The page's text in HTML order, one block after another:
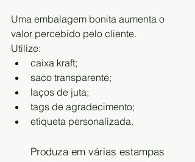
Uma embalagem bonita aumenta o
valor percebido pelo cliente.
Utilize:
caixa kraft;
saco transparente;
laços de juta;
tags de agradecimento;
etiqueta personalizada.
Produza em várias estampas